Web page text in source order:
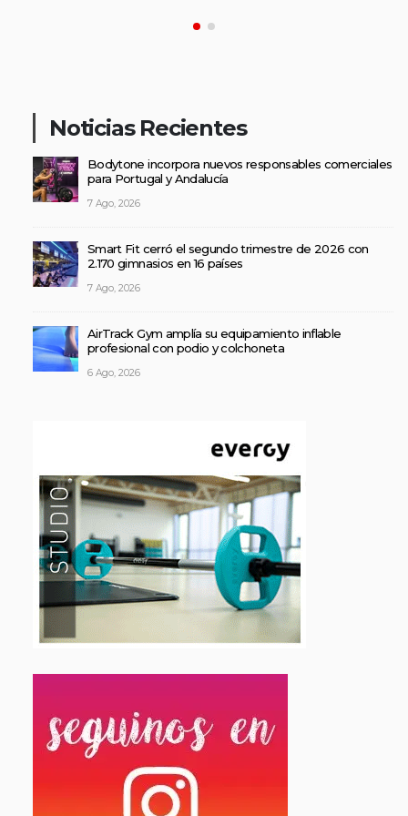
Noticias Recientes
Bodytone incorpora nuevos responsables comerciales
para Portugal y Andalucía
7 Ago, 2026
Smart Fit cerró el segundo trimestre de 2026 con
2.170 gimnasios en 16 países
7 Ago, 2026
AirTrack Gym amplía su equipamiento inflable
profesional con podio y colchoneta
6 Ago, 2026